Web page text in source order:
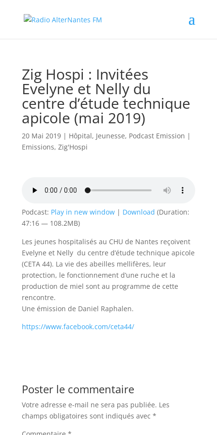
Zig Hospi : Invitées
Evelyne et Nelly du
centre d’étude technique
apicole (mai 2019)
20 Mai 2019| Hôpital, Jeunesse, Podcast Emission |
Emissions, Zig'Hospi
Podcast: Play in new window| Download (Duration:
47:16 — 108.2MB)
Les jeunes hospitalisés au CHU de Nantes reçoivent
Evelyne et Nelly du centre d’étude technique apicole
(CETA 44). La vie des abeilles mellifères, leur
protection, le fonctionnement d’une ruche et la
production de miel sont au programme de cette
rencontre.
Une émission de Daniel Raphalen.
https://www.facebook.com/ceta44/
Poster le commentaire
Votre adresse e-mail ne sera pas publiée. Les
champs obligatoires sont indiqués avec *